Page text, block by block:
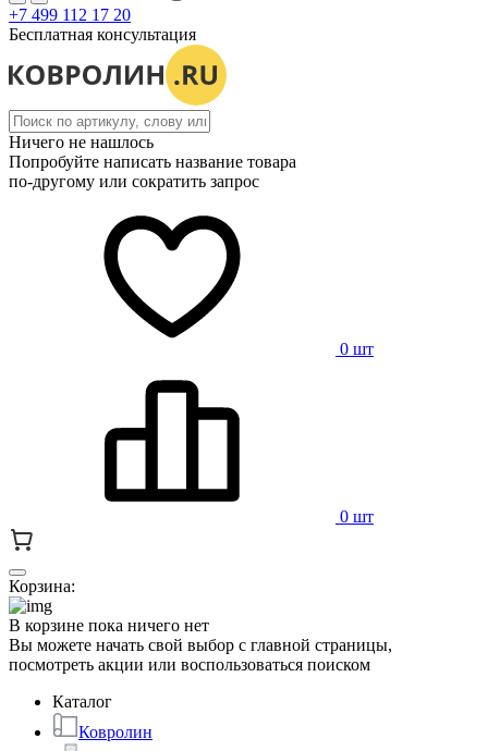
+7 499 112 17 20
Бесплатная консультация
Ничего не нашлось
Попробуйте написать название товара
по-другому или сократить запрос
0 шт
0 шт
Корзина:
В корзине пока ничего нет
Вы можете начать свой выбор с главной страницы,
посмотреть акции или воспользоваться поиском
Каталог
Ковролин